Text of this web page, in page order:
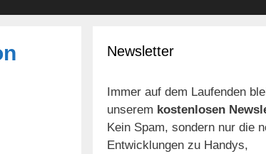
Newsletter
Immer auf dem Laufenden
unserem kostenlosen
Kein Spam, sondern nur die
Entwicklungen zu Handys,